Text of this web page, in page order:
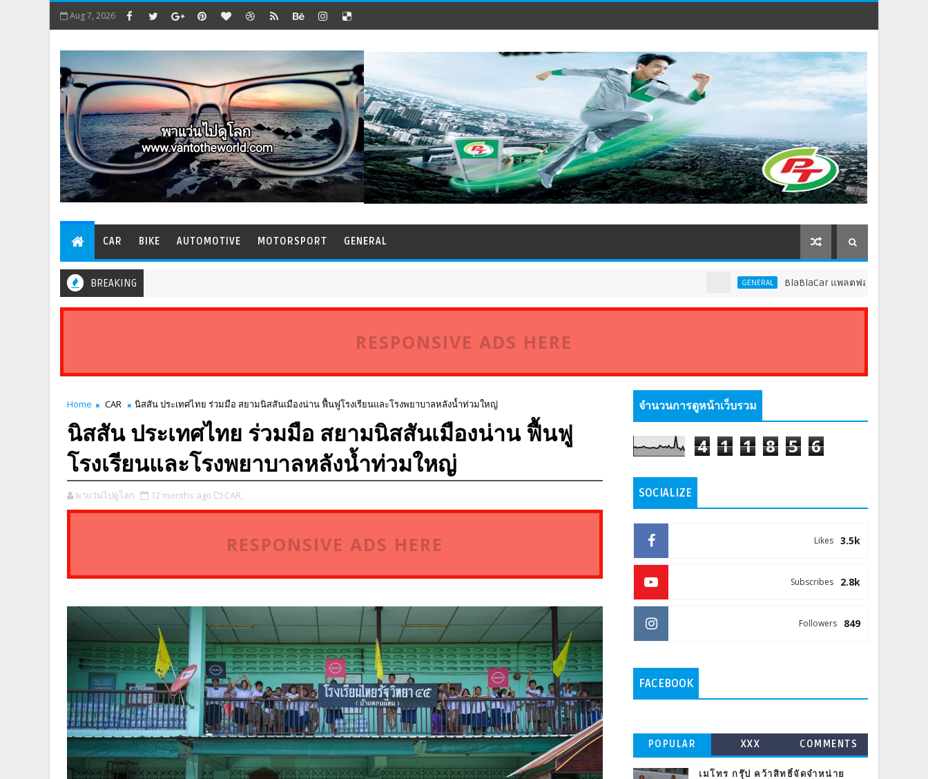
Aug 7, 2026
CAR BIKE AUTOMOTIVE MOTORSPORT GENERAL
BREAKING BlaBlaCar แพลตฟอร์มคาร์พูลชั้นนำระดับโลก ป
RESPONSIVE ADS HERE
Home CAR นิสสัน ประเทศไทย ร่วมมือ สยามนิสสันเมืองน่าน ฟื้นฟูโรงเรียนและโรงพยาบาลหลังน้ำท่วมใหญ่
นิสสัน ประเทศไทย ร่วมมือ สยามนิสสันเมืองน่าน ฟื้นฟู
โรงเรียนและโรงพยาบาลหลังน้ำท่วมใหญ่
พาแว่นไปดูโลก 12 months ago CAR,
RESPONSIVE ADS HERE
จำนวนการดูหน้าเว็บรวม
4 1 1 8 5 6
SOCIALIZE
3.5k
Likes
2.8k
Subscribes
849
Followers
FACEBOOK
POPULAR XXX COMMENTS
เมโทร กรุ๊ป คว้าสิทธิ์จัดจำหน่าย